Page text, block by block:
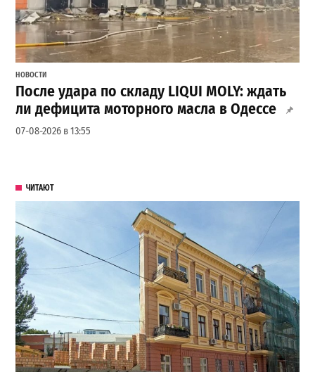
НОВОСТИ
После удара по складу LIQUI MOLY: ждать
ли дефицита моторного масла в Одессе
07-08-2026 в 13:55
ЧИТАЮТ